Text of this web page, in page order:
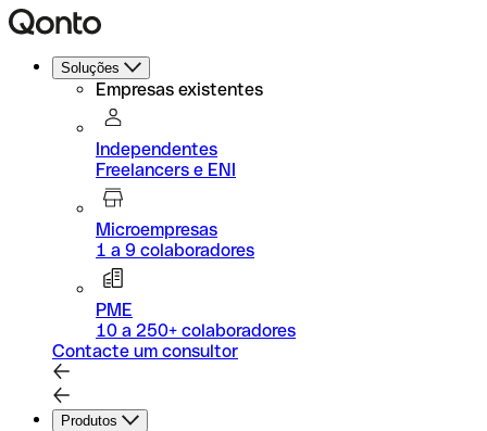
Soluções
Empresas existentes
Independentes
Freelancers e ENI
Microempresas
1 a 9 colaboradores
PME
10 a 250+ colaboradores
Contacte um consultor
Produtos